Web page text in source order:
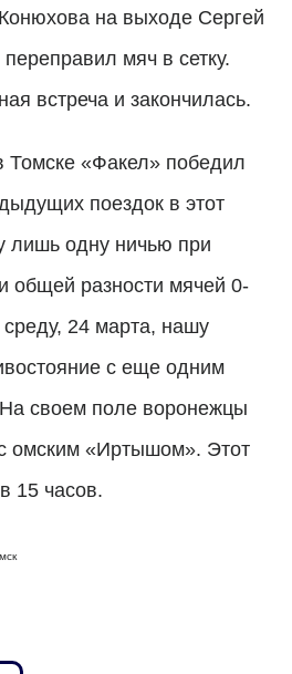
на выходе Сергей
мяч в сетку.
встреча и закончилась.
Томске «Факел» победил
поездок в этот
лишь одну ничью при
общей разности мячей 0-
24 марта, нашу
с еще одним
своем поле воронежцы
омским «Иртышом». Этот
15 часов.